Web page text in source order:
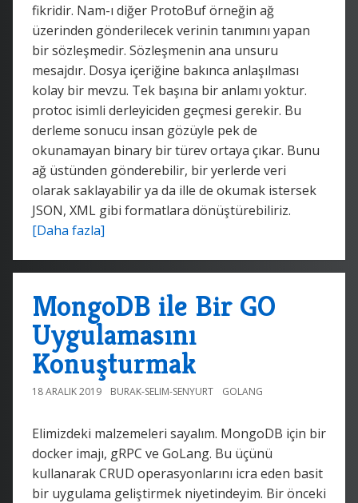
fikridir. Nam-ı diğer ProtoBuf örneğin ağ
üzerinden gönderilecek verinin tanımını yapan
bir sözleşmedir. Sözleşmenin ana unsuru
mesajdır. Dosya içeriğine bakınca anlaşılması
kolay bir mevzu. Tek başına bir anlamı yoktur.
protoc isimli derleyiciden geçmesi gerekir. Bu
derleme sonucu insan gözüyle pek de
okunamayan binary bir türev ortaya çıkar. Bunu
ağ üstünden gönderebilir, bir yerlerde veri
olarak saklayabilir ya da ille de okumak istersek
JSON, XML gibi formatlara dönüştürebiliriz.
[Daha fazla]
MongoDB ile Bir GO
Uygulamasını
Konuşturmak
18 ARALIK 2019 BURAK-SELIM-SENYURT GOLANG
Elimizdeki malzemeleri sayalım. MongoDB için bir
docker imajı, gRPC ve GoLang. Bu üçünü
kullanarak CRUD operasyonlarını icra eden basit
bir uygulama geliştirmek niyetindeyim. Bir önceki